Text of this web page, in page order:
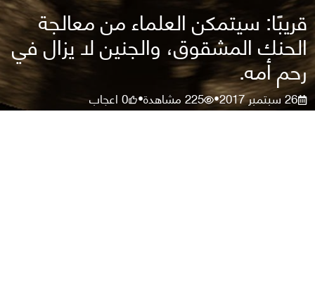
قريبًا: سيتمكن العلماء من معالجة
الحنك المشقوق، والجنين لا يزال في
رحم أمه.
26 سبتمبر 2017 •
225مشاهدة•
0اعجاب